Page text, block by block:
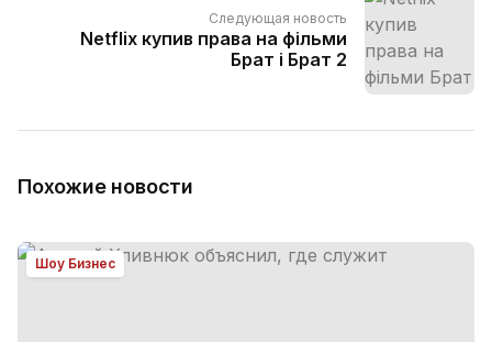
Следующая новость
Netflix купив права на фільми
Брат і Брат 2
Похожие новости
Шоу Бизнес